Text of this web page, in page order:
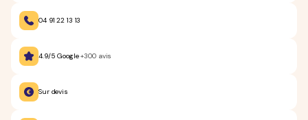
04 91 22 13 13
4.9/5 Google+300 avis
Sur devis